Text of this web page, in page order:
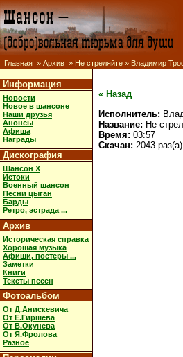
Главная » Архив » Не стреляйте » Владимир
Информация
Новости
Новое в шансоне
Наши друзья
Анонсы
Афиша
Награды
Дискография
Шансон X
Истоки
Военный шансон
Песни цыган
Барды
Ретро, эстрада ...
Архив
Историческая справка
Хорошая музыка
Афиши, постеры ...
Заметки
Книги
Тексты песен
Фотоальбом
От Д.Анискевича
От Е.Гиршева
От В.Окунева
От Я.Фролова
Разное
« Назад
Исполнитель:
Название: Не
Время: 03:57
Скачан: 2043 раз(а)